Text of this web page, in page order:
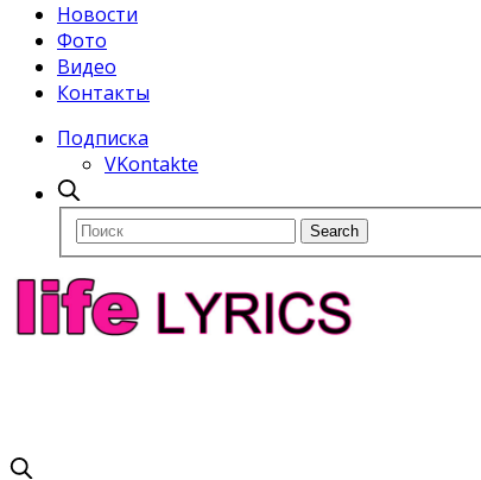
Новости
Фото
Видео
Контакты
Подписка
VKontakte